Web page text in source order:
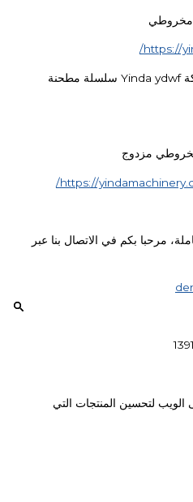
https://
https://
مرحبا بكم في الاتصال بنا عبر
لتحسين المنتجات التي